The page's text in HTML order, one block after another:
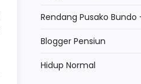
Rendang Pusako Bundo
Blogger Pensiun
Hidup Normal